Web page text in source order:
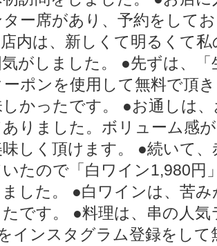
ー席があり、予約をして
内は、新しくて明るくて
気がしました。 ●先ずは、
ポンを使用して無料で頂
かったです。 ●お通しは
りました。ボリューム感
しく頂けます。 ●続いて
たので「白ワイン1,980円
した。 ●白ワインは、苦
です。 ●料理は、串の人
インスタグラム登録をし